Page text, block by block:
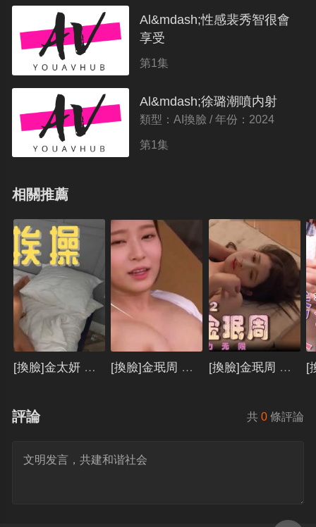
Al&mdash;性感裴秀智很會
享受
類型：AI換臉 / 年份：2024
第1集
Al&mdash;徐璐潮噴内射
類型：AI換臉 / 年份：2024
第1集
相關推薦
[換臉]金太妍 無碼挨操.. [換臉]金珉周 辦公桌上給上司幹.. [換臉]金珉周 與體育老師騷勁十足..
共0 條評論
評論